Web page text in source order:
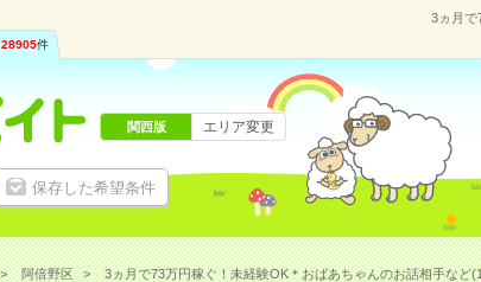
3ヵ月で
28905件
保存した希望条件
関西版 エリア変更
阿倍野区 3ヵ月で73万円稼ぐ！未経験OK＊おばあちゃんのお話相手など